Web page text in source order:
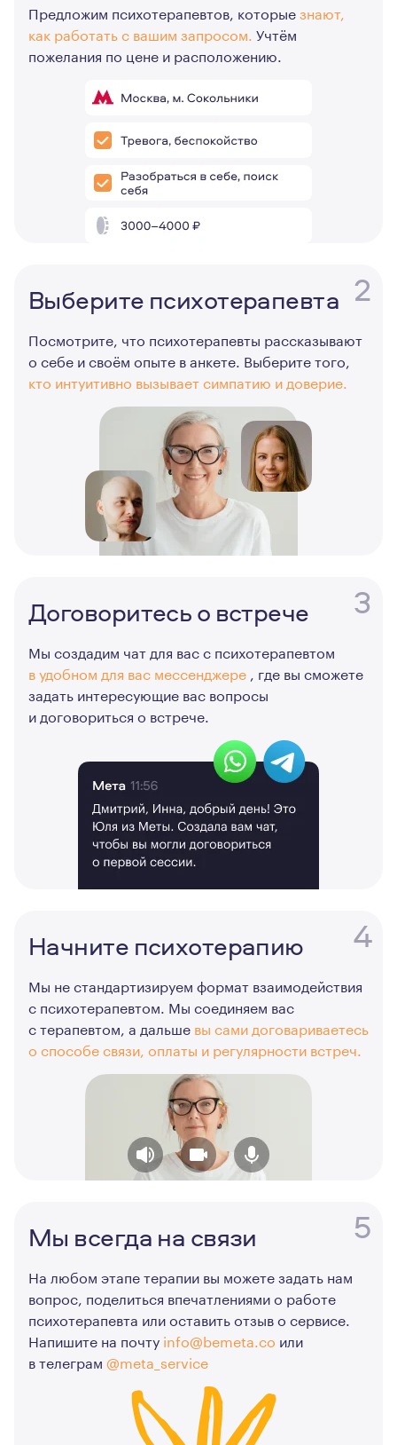
Предложим психотерапевтов, которыезнают,
как работать с вашим запросом. Учтём
пожелания по цене и расположению.
2
Выберите психотерапевта
Посмотрите, что психотерапевты рассказывают
о себе и своём опыте в анкете. Выберите того,
кто интуитивно вызывает симпатию и доверие.
3
Договоритесь о встрече
Мы создадим чат для вас с психотерапевтом
в удобном для вас мессенджере , где вы сможете
задать интересующие вас вопросы
и договориться о встрече.
4
Начните психотерапию
Мы не стандартизируем формат взаимодействия
с психотерапевтом. Мы соединяем вас
с терапевтом, а дальше вы сами договариваетесь
о способе связи, оплаты и регулярности встреч.
5
Мы всегда на связи
На любом этапе терапии вы можете задать нам
вопрос, поделиться впечатлениями о работе
психотерапевта или оставить отзыв о сервисе.
Напишите на почту info@bemeta.co или
в телеграм @meta_service